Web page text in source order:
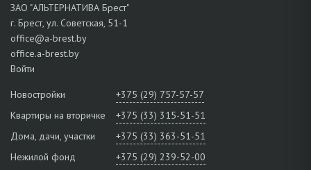
ЗАО "АЛЬТЕРНАТИВА Брест"
г. Брест, ул. Советская, 51-1
office@a-brest.by
office.a-brest.by
Войти
Новостройки
+375 (29) 757-57-57
Квартиры на вторичке
+375 (33) 315-51-51
Дома, дачи, участки
+375 (33) 363-51-51
Нежилой фонд
+375 (29) 239-52-00